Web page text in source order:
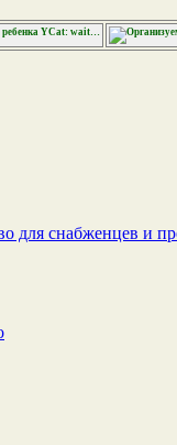
YCat: wait…
для снабженцев и